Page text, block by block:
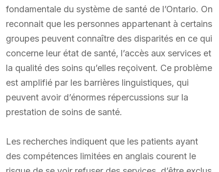
fondamentale du système de santé de l’Ontario. On
reconnait que les personnes appartenant à certains
groupes peuvent connaître des disparités en ce qui
concerne leur état de santé, l’accès aux services et
la qualité des soins qu’elles reçoivent. Ce problème
est amplifié par les barrières linguistiques, qui
peuvent avoir d’énormes répercussions sur la
prestation de soins de santé.
Les recherches indiquent que les patients ayant
des compétences limitées en anglais courent le